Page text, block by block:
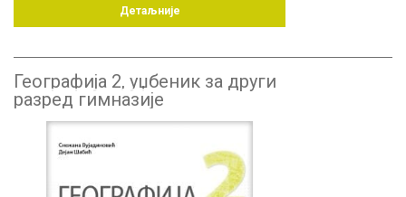
Детаљније
Географија 2, уџбеник за други
разред гимназије